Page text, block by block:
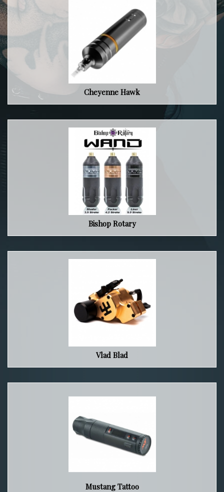
Cheyenne Hawk
Bishop Rotary
Vlad Blad
Mustang Tattoo